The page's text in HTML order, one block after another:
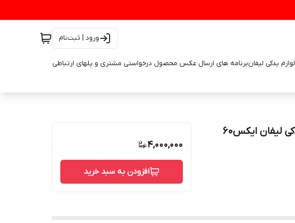
ورود | ثبت‌نام
لوازم یدکی لیفانبرنامه های ارسال عکس محصول درخواستی مشتری و پلهای ارتباطی
قاب آینه راست لیفان ایکس۶۰ لوازم یدکی لیفان ایکس۶۰
4,000,000
افزودن به سبد خرید